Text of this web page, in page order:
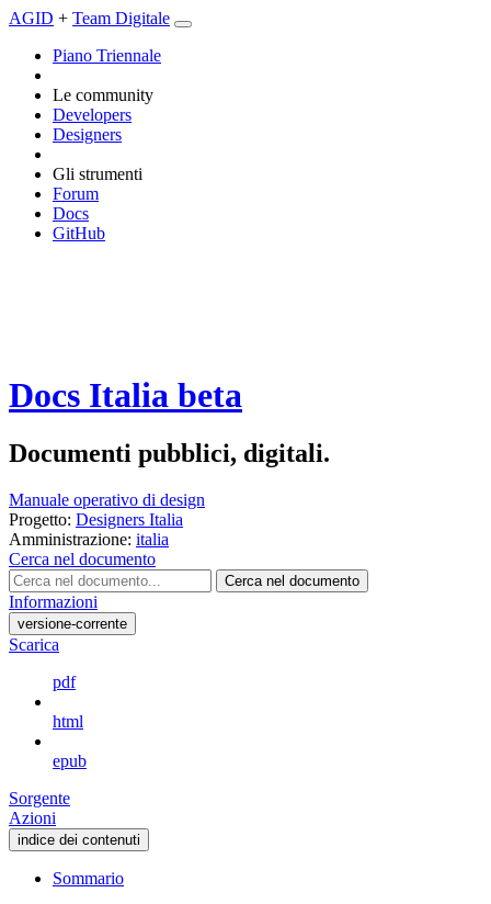
AGID + Team Digitale
Piano Triennale
Le community
Developers
Designers
Gli strumenti
Forum
Docs
GitHub
Docs Italia beta
Documenti pubblici, digitali.
Manuale operativo di design
Progetto: Designers Italia
Amministrazione: italia
Cerca nel documento
Cerca nel documento
Informazioni
versione-corrente
Scarica
pdf
html
epub
Sorgente
Azioni
indice dei contenuti
Sommario